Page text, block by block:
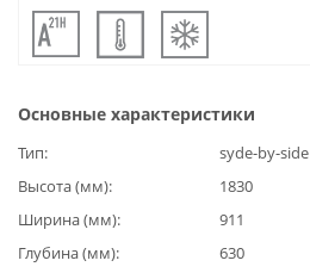
Основные характеристики
Тип
syde-by-side
Высота (мм)
1830
Ширина (мм)
911
Глубина (мм)
630